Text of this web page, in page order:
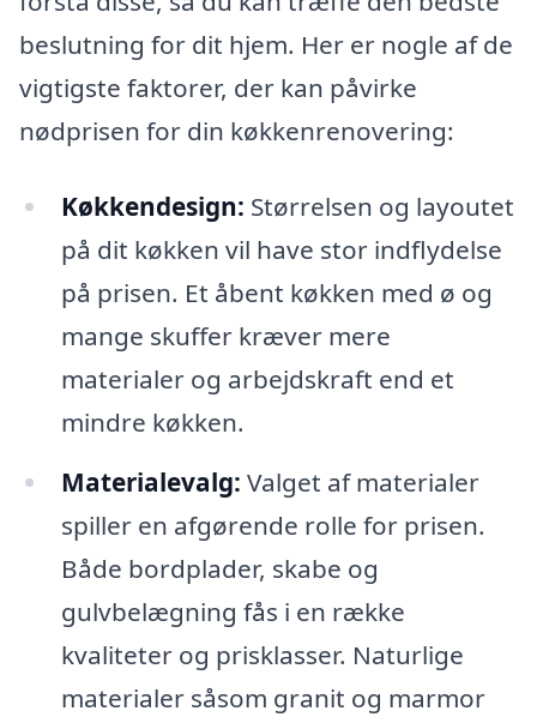
beslutning for dit hjem. Her er nogle af de
vigtigste faktorer, der kan påvirke
nødprisen for din køkkenrenovering:
Køkkendesign: Størrelsen og layoutet
på dit køkken vil have stor indflydelse
på prisen. Et åbent køkken med ø og
mange skuffer kræver mere
materialer og arbejdskraft end et
mindre køkken.
Materialevalg: Valget af materialer
spiller en afgørende rolle for prisen.
Både bordplader, skabe og
gulvbelægning fås i en række
kvaliteter og prisklasser. Naturlige
materialer såsom granit og marmor